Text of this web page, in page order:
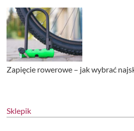
Zapięcie rowerowe – jak wybrać
Sklepik